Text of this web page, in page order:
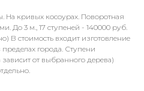
На кривых косоурах. Поворотная
До 3 м., 17 ступеней - 140000 руб.
В стоимость входит изготовление
пределах города. Ступени
от выбранного дерева)